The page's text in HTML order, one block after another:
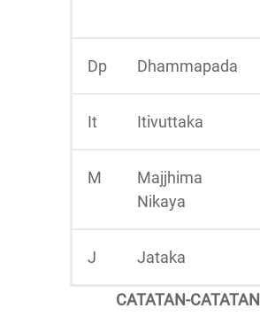
Dp Dhammapada
It Itivuttaka
M
Majjhima
Nikaya
J Jataka
CATATAN-CATATAN